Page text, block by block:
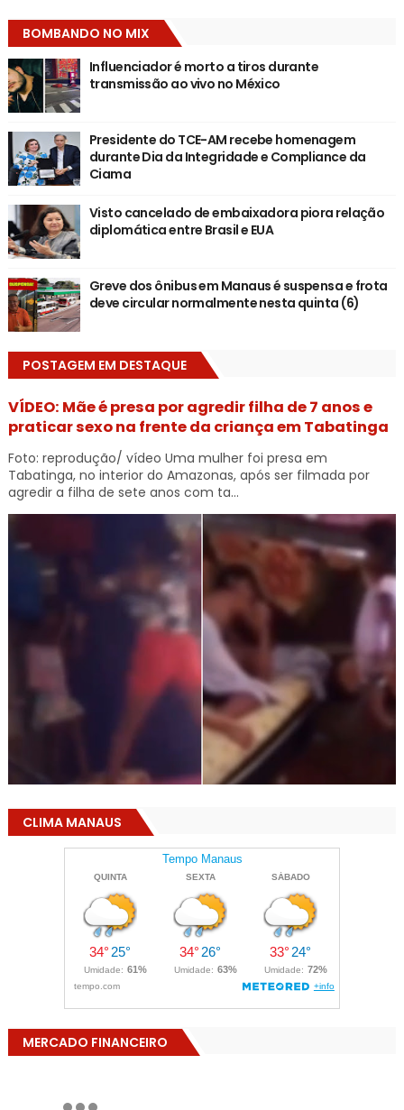
BOMBANDO NO MIX
Influenciador é morto a tiros durante
transmissão ao vivo no México
Presidente do TCE-AM recebe homenagem
durante Dia da Integridade e Compliance da
Ciama
Visto cancelado de embaixadora piora relação
diplomática entre Brasil e EUA
Greve dos ônibus em Manaus é suspensa e frota
deve circular normalmente nesta quinta (6)
POSTAGEM EM DESTAQUE
VÍDEO: Mãe é presa por agredir filha de 7 anos e
praticar sexo na frente da criança em Tabatinga
Foto: reprodução/ vídeo Uma mulher foi presa em
Tabatinga, no interior do Amazonas, após ser filmada por
agredir a filha de sete anos com ta...
CLIMA MANAUS
MERCADO FINANCEIRO